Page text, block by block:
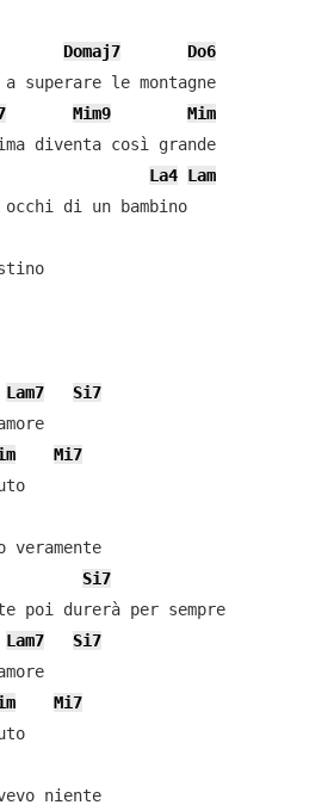
Domaj7
Do6
superare le montagne
Mim9
Mim
diventa così grande
La4 Lam
di un bambino
Lam7
Si7
Mi7
veramente
Si7
poi durerà per sempre
Lam7
Si7
Mi7
niente